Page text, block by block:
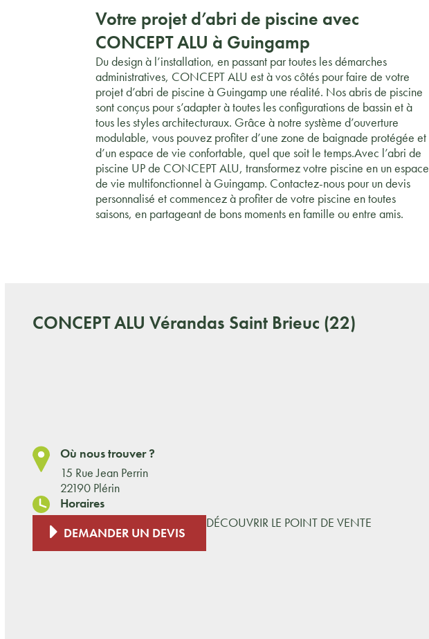
Votre projet d’abri de piscine avec
CONCEPT ALU à Guingamp
Du design à l’installation, en passant par toutes les démarches
administratives, CONCEPT ALU est à vos côtés pour faire de votre
projet d’abri de piscine à Guingamp une réalité. Nos abris de piscine
sont conçus pour s’adapter à toutes les configurations de bassin et à
tous les styles architecturaux. Grâce à notre système d’ouverture
modulable, vous pouvez profiter d’une zone de baignade protégée et
d’un espace de vie confortable, quel que soit le temps.Avec l’abri de
piscine UP de CONCEPT ALU, transformez votre piscine en un espace
de vie multifonctionnel à Guingamp. Contactez-nous pour un devis
personnalisé et commencez à profiter de votre piscine en toutes
saisons, en partageant de bons moments en famille ou entre amis.
CONCEPT ALU Vérandas Saint Brieuc (22)
Où nous trouver ?
15 Rue Jean Perrin
22190 Plérin
Horaires
DEMANDER UN DEVIS
DÉCOUVRIR LE POINT DE VENTE